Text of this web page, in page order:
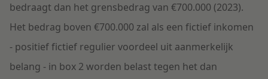
bedraagt dan het grensbedrag van €700.000 (2023).
Het bedrag boven €700.000 zal als een fictief inkomen
- positief fictief regulier voordeel uit aanmerkelijk
belang - in box 2 worden belast tegen het dan